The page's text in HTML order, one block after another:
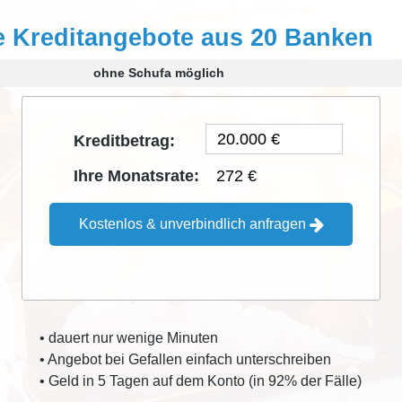
Kreditangebote aus 20 Banken
ohne Schufa möglich
Kreditbetrag:
Ihre Monatsrate:
272 €
Kostenlos & unverbindlich anfragen
• dauert nur wenige Minuten
• Angebot bei Gefallen einfach unterschreiben
• Geld in 5 Tagen auf dem Konto (in 92% der Fälle)